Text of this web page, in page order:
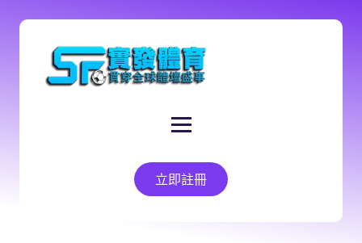
立即註冊